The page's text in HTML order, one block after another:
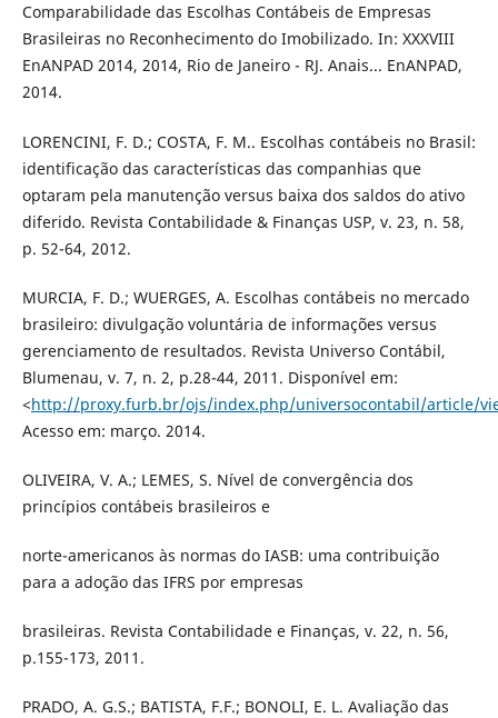
Comparabilidade das Escolhas Contábeis de Empresas
Brasileiras no Reconhecimento do Imobilizado. In: XXXVIII
EnANPAD 2014, 2014, Rio de Janeiro - RJ. Anais... EnANPAD,
2014.
LORENCINI, F. D.; COSTA, F. M.. Escolhas contábeis no Brasil:
identificação das características das companhias que
optaram pela manutenção versus baixa dos saldos do ativo
diferido. Revista Contabilidade & Finanças USP, v. 23, n. 58,
p. 52-64, 2012.
MURCIA, F. D.; WUERGES, A. Escolhas contábeis no mercado
brasileiro: divulgação voluntária de informações versus
gerenciamento de resultados. Revista Universo Contábil,
Blumenau, v. 7, n. 2, p.28-44, 2011. Disponível em:
<http://proxy.furb.br/ojs/index.php/universocontabil/article/
Acesso em: março. 2014.
OLIVEIRA, V. A.; LEMES, S. Nível de convergência dos
princípios contábeis brasileiros e
norte-americanos às normas do IASB: uma contribuição
para a adoção das IFRS por empresas
brasileiras. Revista Contabilidade e Finanças, v. 22, n. 56,
p.155-173, 2011.
PRADO, A. G.S.; BATISTA, F.F.; BONOLI, E. L. Avaliação das